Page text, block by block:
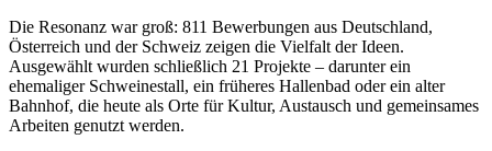
Die Resonanz war groß: 811 Bewerbungen aus Deutschland,
Österreich und der Schweiz zeigen die Vielfalt der Ideen.
Ausgewählt wurden schließlich 21 Projekte – darunter ein
ehemaliger Schweinestall, ein früheres Hallenbad oder ein alter
Bahnhof, die heute als Orte für Kultur, Austausch und gemeinsames
Arbeiten genutzt werden.